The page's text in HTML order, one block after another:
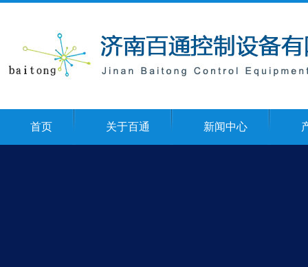
首页 关于百通 新闻中心